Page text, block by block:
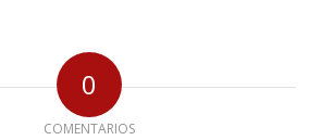
0
COMENTARIOS